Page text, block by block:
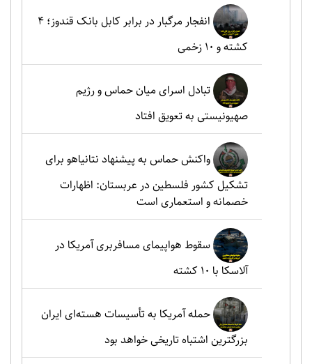
انفجار مرگبار در برابر کابل بانک قندوز؛ ۴
کشته و ۱۰ زخمی
تبادل اسرای میان حماس و رژیم
صهیونیستی به تعویق افتاد
واکنش حماس به پیشنهاد نتانیاهو برای
تشکیل کشور فلسطین در عربستان: اظهارات
خصمانه و استعماری است
سقوط هواپیمای مسافربری آمریکا در
آلاسکا با ۱۰ کشته
حمله آمریکا به تأسیسات هسته‌ای ایران
بزرگترین اشتباه تاریخی خواهد بود